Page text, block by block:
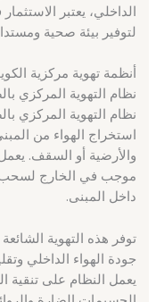
الداخلي، يعتبر
لتوفير بيئة صحية
أنظمة تهوية مركزية
نظام التهوية المركزي
نظام التهوية المركزي
استخراج الهواء من
والأرضية أو السقف.
موجب في الخارج لسحب
داخل المبنى.
توفر هذه التهوية
جودة الهواء الداخلي
يعمل النظام على